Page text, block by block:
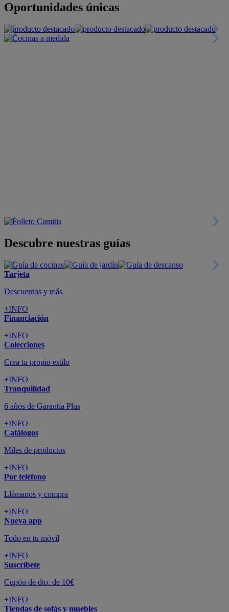
Oportunidades únicas
Descubre nuestras guías
Tarjeta
Descuentos y más
+INFO
Financiación
+INFO
Colecciones
Crea tu propio estilo
+INFO
Tranquilidad
6 años de Garantía Plus
+INFO
Catálogos
Miles de productos
+INFO
Por teléfono
Llámanos y compra
+INFO
Nueva app
Todo en tu móvil
+INFO
Suscríbete
Cupón de dto. de 10€
+INFO
Tiendas de sofás y muebles